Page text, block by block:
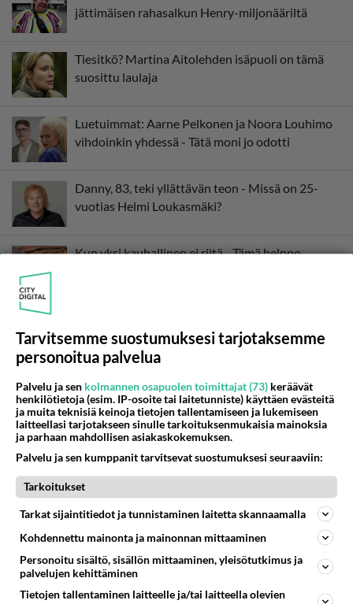
jättimäisen rahasalkun Henry-miljonääriltä
Tiesitkö? Martina Aitolehden isäpuoli on tämä
suosittu laulaja
Luetuimmat: Aarne Pelkonen ja Noora Louhimo
vihdoinkin yhdessä - Tätä moni jo odotti
Danny, 83, teki yllättävän teon - Missä on 25-
vuotias Helmi Loukasmäki?
Kun yksi kauhallinen ei riitä... Tämä helppo
katsojille tiedossa syksyllä - Tätä kelpaa
odottaa!
Maajussille morsian on yksi tv:n suosikkisarjoista, joka on
Tarvitsemme suostumuksesi tarjotaksemme
personoitua palvelua
Palvelu ja sen kolmannen osapuolen toimittajat (73) keräävät
henkilötietoja (esim. IP-osoite tai laitetunniste) käyttäen evästeitä
ja muita teknisiä keinoja tietojen tallentamiseen ja lukemiseen
laitteellasi tarjotakseen sinulle tarkoituksenmukaisia mainoksia
ja parhaan mahdollisen asiakaskokemuksen.
Palvelu ja sen kumppanit tarvitsevat suostumuksesi seuraaviin:
Tarkoitukset
Tarkat sijaintitiedot ja tunnistaminen laitetta skannaamalla
Kohdennettu mainonta ja mainonnan mittaaminen
Personoitu sisältö, sisällön mittaaminen, yleisötutkimus ja
palvelujen kehittäminen
Tietojen tallentaminen laitteelle ja/tai laitteella olevien